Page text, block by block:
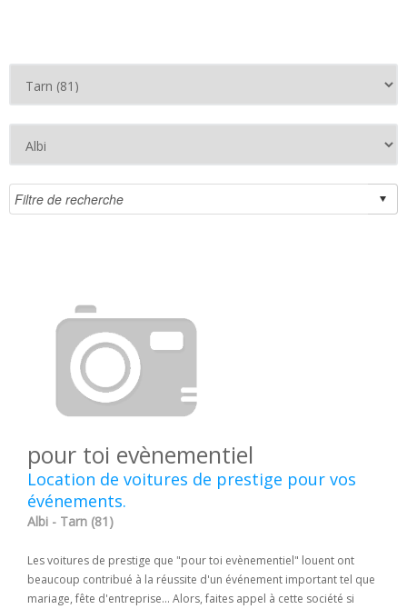
pour toi evènementiel
Location de voitures de prestige pour vos
événements.
Albi - Tarn (81)
Les voitures de prestige que "pour toi evènementiel" louent ont
beaucoup contribué à la réussite d'un événement important tel que
mariage, fête d'entreprise... Alors, faites appel à cette société si